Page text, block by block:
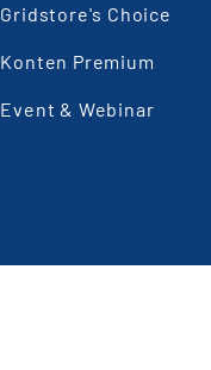
Gridstore's Choice
Konten Premium
Event & Webinar